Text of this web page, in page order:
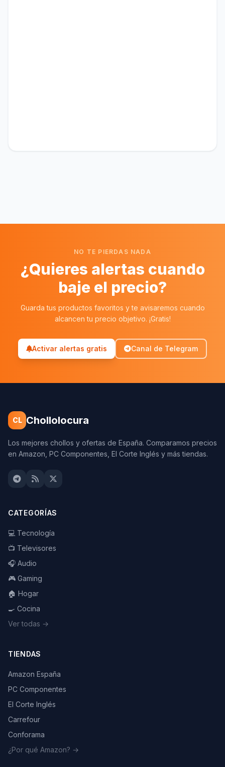
NO TE PIERDAS NADA
¿Quieres alertas cuando
baje el precio?
Guarda tus productos favoritos y te avisaremos cuando
alcancen tu precio objetivo. ¡Gratis!
Activar alertas gratis Canal de Telegram
CL Chollolocura
Los mejores chollos y ofertas de España. Comparamos precios
en Amazon, PC Componentes, El Corte Inglés y más tiendas.
CATEGORÍAS
💻 Tecnología
📺 Televisores
🎧 Audio
🎮 Gaming
🏠 Hogar
🍳 Cocina
Ver todas →
TIENDAS
Amazon España
PC Componentes
El Corte Inglés
Carrefour
Conforama
¿Por qué Amazon? →